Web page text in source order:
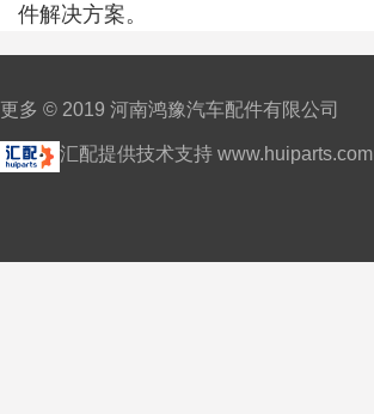
件解决方案。
更多 © 2019 河南鸿豫汽车配件有限公司
汇配提供技术支持 www.huiparts.com